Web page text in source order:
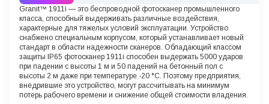
Granit™ 1911i — это беспроводной фотосканер промышленного
класса, способный выдерживать различные воздействия,
характерные для тяжелых условий эксплуатации. Устройство
снабжено специальным корпусом, который устанавливает новый
стандарт в области надежности сканеров. Обладающий классом
защиты IP65 фотосканер 1911i способен выдержать 5000 ударов
при падении с высоты 1 м и 50 падений на бетонный пол с
высоты 2 м даже при температуре -20 °C. Поэтому предприятия,
внедрившие это устройство, могут рассчитывать на минимум
потерь рабочего времени и снижение общей стоимости владения.